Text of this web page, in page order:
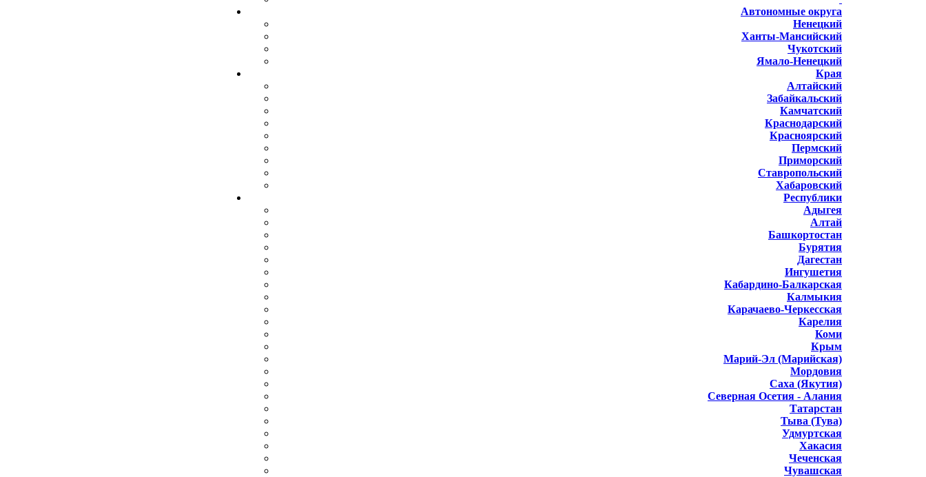
Автономные округа
Ненецкий
Ханты-Мансийский
Чукотский
Ямало-Ненецкий
Края
Алтайский
Забайкальский
Камчатский
Краснодарский
Красноярский
Пермский
Приморский
Ставропольский
Хабаровский
Республики
Адыгея
Алтай
Башкортостан
Бурятия
Дагестан
Ингушетия
Кабардино-Балкарская
Калмыкия
Карачаево-Черкесская
Карелия
Коми
Крым
Марий-Эл (Марийская)
Мордовия
Саха (Якутия)
Северная Осетия - Алания
Татарстан
Тыва (Тува)
Удмуртская
Хакасия
Чеченская
Чувашская